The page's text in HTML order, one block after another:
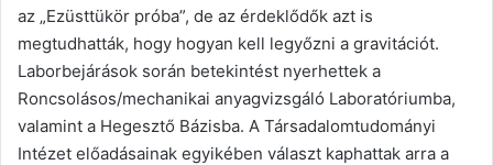
az „Ezüsttükör próba”, de az érdeklődők azt is
megtudhatták, hogy hogyan kell legyőzni a gravitációt.
Laborbejárások során betekintést nyerhettek a
Roncsolásos/mechanikai anyagvizsgáló Laboratóriumba,
valamint a Hegesztő Bázisba. A Társadalomtudományi
Intézet előadásainak egyikében választ kaphattak arra a